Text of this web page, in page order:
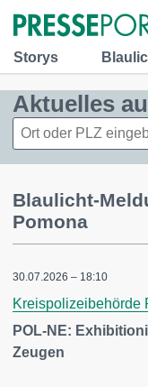
Storys
Aktuelles
Blaulicht-
Pomona
30.07.2026 – 18:10
Kreispolizeibehörde
POL-NE:
Zeugen